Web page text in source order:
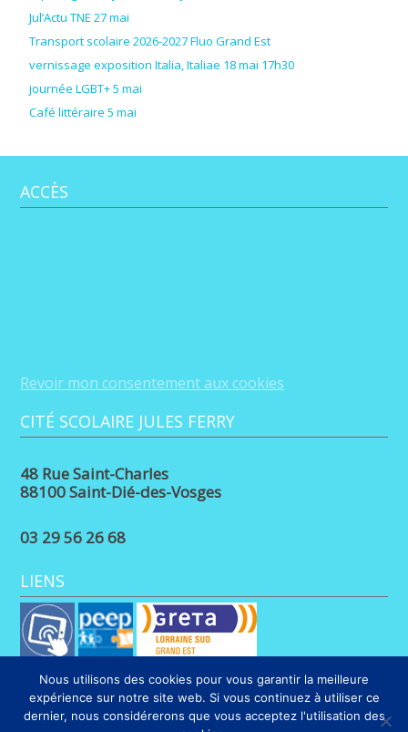
Jul’Actu TNE 27 mai
Transport scolaire 2026-2027 Fluo Grand Est
vernissage exposition Italia, Italiae 18 mai 17h30
journée LGBT+ 5 mai
Café littéraire 5 mai
ACCÈS
Revoir mon consentement aux cookies
CITÉ SCOLAIRE JULES FERRY
48 Rue Saint-Charles
88100 Saint-Dié-des-Vosges
03 29 56 26 68
LIENS
Nous utilisons des cookies pour vous garantir la meilleure
expérience sur notre site web. Si vous continuez à utiliser ce
dernier, nous considérerons que vous acceptez l'utilisation des